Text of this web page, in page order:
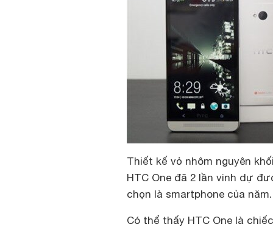
Thiết kế vỏ nhôm nguyên
HTC One đã 2 lần vinh dự
chọn là smartphone của năm.
Có thể thấy HTC One là